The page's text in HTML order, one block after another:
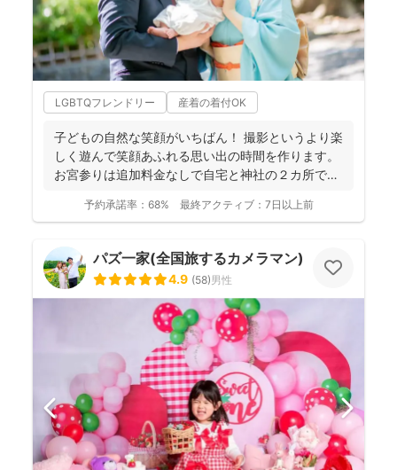
LGBTQフレンドリー 産着の着付OK
子どもの自然な笑顔がいちばん！ 撮影というより楽
しく遊んで笑顔あふれる思い出の時間を作ります。
お宮参りは追加料金なしで自宅と神社の２カ所で撮
予約承諾率： 68% 最終アクティブ： 7日以上前
パズ一家(全国旅するカメラマン)
4.9 (58)男性